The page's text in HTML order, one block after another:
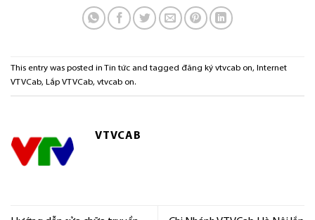
This entry was posted in Tin tức and tagged đăng ký vtvcab on, Internet
VTVCab, Lắp VTVCab, vtvcab on.
VTVCAB